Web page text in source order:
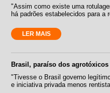
"Assim como existe uma
há padrões estabelecidos para a
LER MAIS
Brasil, paraíso dos agrotóxicos
"Tivesse o Brasil governo
e iniciativa privada menos